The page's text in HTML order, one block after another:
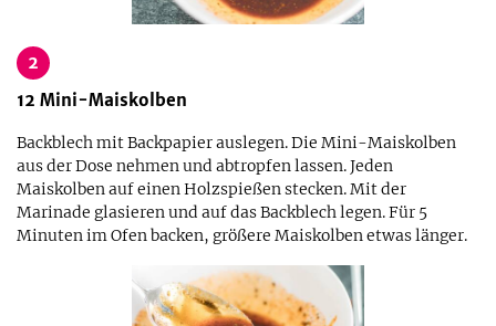
2
12 Mini-Maiskolben
Backblech mit Backpapier auslegen. Die Mini-Maiskolben
aus der Dose nehmen und abtropfen lassen. Jeden
Maiskolben auf einen Holzspießen stecken. Mit der
Marinade glasieren und auf das Backblech legen. Für 5
Minuten im Ofen backen, größere Maiskolben etwas länger.